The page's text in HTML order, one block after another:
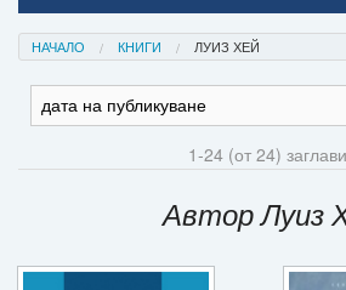
Начало
Печатни книги
НАЧАЛО КНИГИ ЛУИЗ ХЕЙ
1-24 (от 24)
Автор Луиз